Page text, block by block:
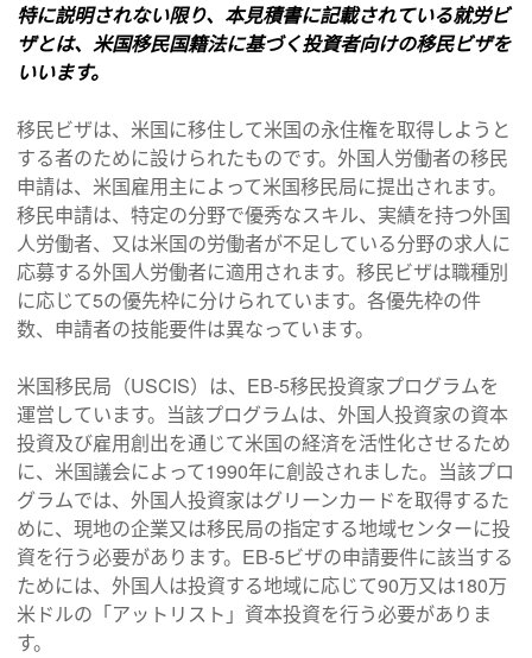
特に説明されない限り、本見積書に記載されている就労ビ
ザとは、米国移民国籍法に基づく投資者向けの移民ビザを
いいます。
移民ビザは、米国に移住して米国の永住権を取得しようと
する者のために設けられたものです。外国人労働者の移民
申請は、米国雇用主によって米国移民局に提出されます。
移民申請は、特定の分野で優秀なスキル、実績を持つ外国
人労働者、又は米国の労働者が不足している分野の求人に
応募する外国人労働者に適用されます。移民ビザは職種別
に応じて5の優先枠に分けられています。各優先枠の件
数、申請者の技能要件は異なっています。
米国移民局（USCIS）は、EB-5移民投資家プログラムを
運営しています。当該プログラムは、外国人投資家の資本
投資及び雇用創出を通じて米国の経済を活性化させるため
に、米国議会によって1990年に創設されました。当該プロ
グラムでは、外国人投資家はグリーンカードを取得するた
めに、現地の企業又は移民局の指定する地域センターに投
資を行う必要があります。EB-5ビザの申請要件に該当する
ためには、外国人は投資する地域に応じて90万又は180万
米ドルの「アットリスト」資本投資を行う必要がありま
す。